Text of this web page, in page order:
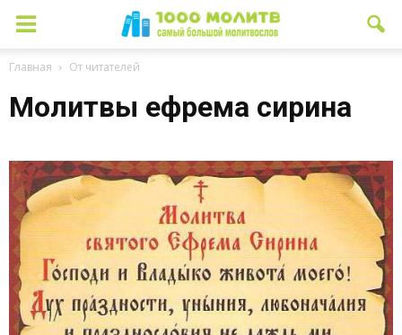
Главная От читателей
Молитвы ефрема сирина